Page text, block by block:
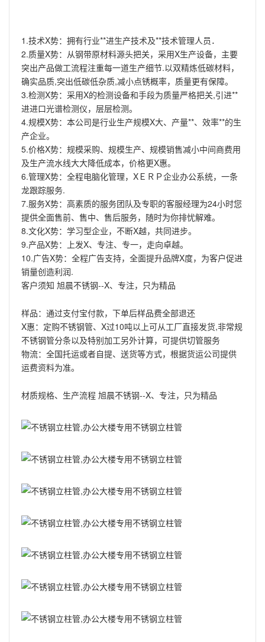
1.技术X势：拥有行业**进生产技术及**技术管理人员．
2.质量X势：从钢带原材料源头把关，采用X生产设备，主要
突出产品做工流程注重每一道生产细节.以双精炼低碳材料，
确实品质,突出低碳低杂质,减小点锈概率，质量更有保障。
3.检测X势：采用X的检测设备和手段为质量严格把关,引进**
进进口光谱检测仪，层层检测。
4.规模X势：本公司是行业生产规模X大、产量**、效率**的生
产企业。
5.价格X势：规模采购、规模生产、规模销售减小中间商费用
及生产流水线大大降低成本，价格更X惠。
6.管理X势：全程电脑化管理，XＥＲＰ企业办公系统，一条
龙跟踪服务.
7.服务X势：高素质的服务团队及专职的客服经理为24小时您
提供全面售前、售中、售后服务，随时为你排忧解难。
8.文化X势：学习型企业，不断X越，共同进步。
9.产品X势：上发X、专注、专一，走向卓越。
10.广告X势：全程广告支持，全面提升品牌X度，为客户促进
销量创造利润.
客户须知 旭晨不锈钢--X、专注，只为精品
样品：通过支付宝付款，下单后样品费全部退还
X惠：定购不锈钢管、X过10吨以上可从工厂直接发货,非常规
不锈钢管分条以及特别加工另外计算，可提供切管服务
物流：全国托运或者自提、送货等方式，根据货运公司提供
运费资料为准。
材质规格、生产流程 旭晨不锈钢--X、专注，只为精品